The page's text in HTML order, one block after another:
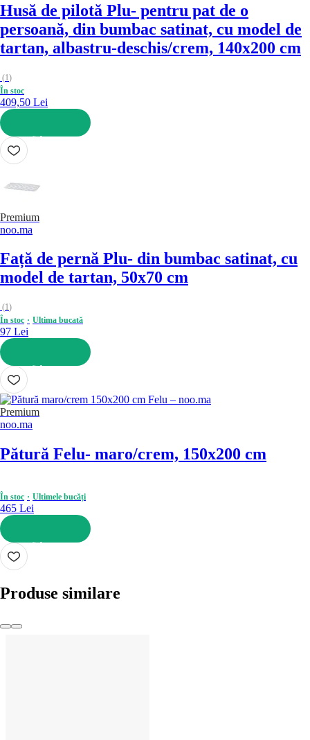
Husă de pilotă Plu- pentru pat de o
persoană, din bumbac satinat, cu model de
tartan, albastru-deschis/crem, 140x200 cm
(1)
În stoc
409,50 Lei
ADAUGĂ ÎN COȘ
Premium
noo.ma
Față de pernă Plu- din bumbac satinat, cu
model de tartan, 50x70 cm
(1)
În stoc
Ultima bucată
97 Lei
ADAUGĂ ÎN COȘ
Premium
noo.ma
Pătură Felu- maro/crem, 150x200 cm
În stoc Ultimele bucăți
465 Lei
ADAUGĂ ÎN COȘ
Produse similare